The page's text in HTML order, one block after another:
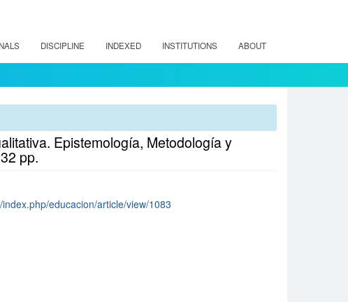
DISCIPLINE INDEXED INSTITUTIONS ABOUT
Epistemología, Metodología y
pp.
educacion/article/view/1083